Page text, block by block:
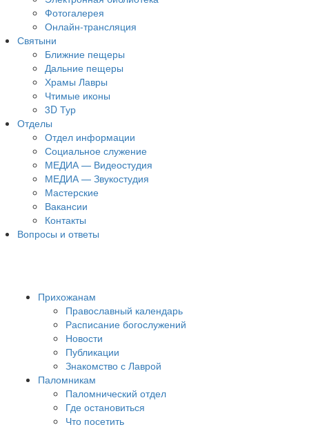
Фотогалерея
Онлайн-трансляция
Святыни
Ближние пещеры
Дальние пещеры
Храмы Лавры
Чтимые иконы
3D Тур
Отделы
Отдел информации
Социальное служение
МЕДИА — Видеостудия
МЕДИА — Звукостудия
Мастерские
Вакансии
Контакты
Вопросы и ответы
Прихожанам
Православный календарь
Расписание богослужений
Новости
Публикации
Знакомство с Лаврой
Паломникам
Паломнический отдел
Где остановиться
Что посетить